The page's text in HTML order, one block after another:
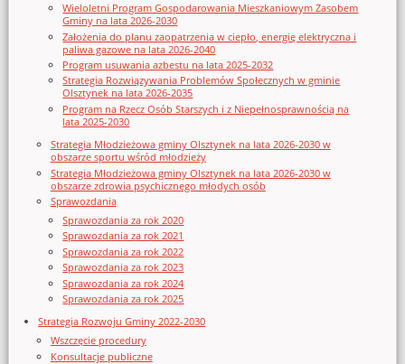
Wieloletni Program Gospodarowania Mieszkaniowym Zasobem
Gminy na lata 2026-2030
Założenia do planu zaopatrzenia w ciepło, energię elektryczna i
paliwa gazowe na lata 2026-2040
Program usuwania azbestu na lata 2025-2032
Strategia Rozwiązywania Problemów Społecznych w gminie
Olsztynek na lata 2026-2035
Program na Rzecz Osób Starszych i z Niepełnosprawnością na
lata 2025-2030
Strategia Młodzieżowa gminy Olsztynek na lata 2026-2030 w
obszarze sportu wśród młodzieży
Strategia Młodzieżowa gminy Olsztynek na lata 2026-2030 w
obszarze zdrowia psychicznego młodych osób
Sprawozdania
Sprawozdania za rok 2020
Sprawozdania za rok 2021
Sprawozdania za rok 2022
Sprawozdania za rok 2023
Sprawozdania za rok 2024
Sprawozdania za rok 2025
Strategia Rozwoju Gminy 2022-2030
Wszczęcie procedury
Konsultacje publiczne